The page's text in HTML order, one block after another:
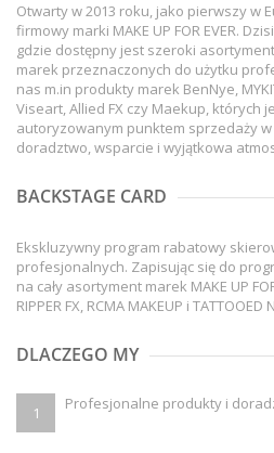
Otwarty w 2013 roku, jako pierwszy w
firmowy marki MAKE UP FOR EVER.
gdzie dostępny jest szeroki asortyment
marek przeznaczonych do użytku
nas m.in produkty marek BenNye,
Viseart, Allied FX czy Maekup, których
autoryzowanym punktem sprzedaży
doradztwo, wsparcie i wyjątkowa
BACKSTAGE CARD
Ekskluzywny program rabatowy
profesjonalnych. Zapisując się do
na cały asortyment marek MAKE UP
RIPPER FX, RCMA MAKEUP i TATTOOED
DLACZEGO MY
1 Profesjonalne produkty i